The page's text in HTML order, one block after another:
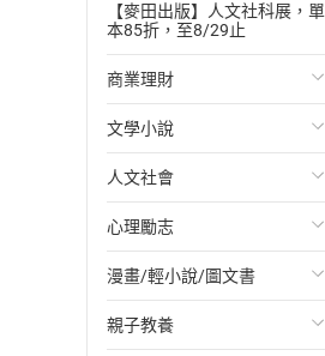
【麥田出版】人文社科展，單
本85折，至8/29止
商業理財
投資理財
經濟/趨勢
財務/金融
管理/領導
職場工作術
文學小說
歐美文學
日本文學
韓國文學
華文文學
人文社會
國際關係
政治
社會科學
心理勵志
心靈成長/情緒
人際關係
漫畫/輕小說/圖文書
輕小說
親子教養